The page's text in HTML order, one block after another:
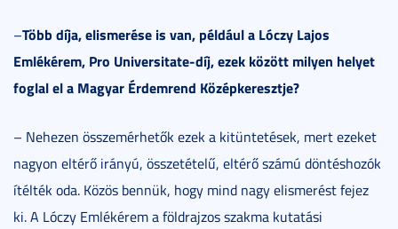
–Több díja, elismerése is van, például a Lóczy Lajos
Emlékérem, Pro Universitate-díj, ezek között milyen helyet
foglal el a Magyar Érdemrend Középkeresztje?
– Nehezen összemérhetők ezek a kitüntetések, mert ezeket
nagyon eltérő irányú, összetételű, eltérő számú döntéshozók
ítélték oda. Közös bennük, hogy mind nagy elismerést fejez
ki. A Lóczy Emlékérem a földrajzos szakma kutatási